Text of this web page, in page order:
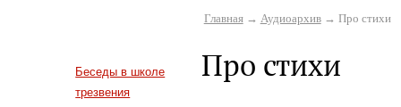
Беседы в школе
трезвения
Главная→ Аудиоархив→ Про стихи
Про стихи